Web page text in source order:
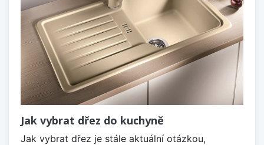
Jak vybrat dřez do kuchyně
Jak vybrat dřez je stále aktuální otázkou,